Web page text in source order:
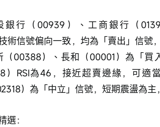
行（00939）、工商銀行（
術信號偏向一致，均為「賣出」信號
00388）、長和（00001）為「買
）RSI為46，接近超賣邊緣，可適
）為「中立」信號，短期震盪為主
：